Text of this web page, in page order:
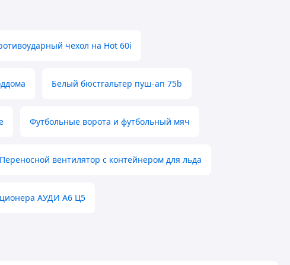
чехол на Hot 60i
Белый бюстгальтер пуш-ап 75b
Футбольные ворота и футбольный мяч
Переносной вентилятор с контейнером для льда
АУДИ А6 Ц5